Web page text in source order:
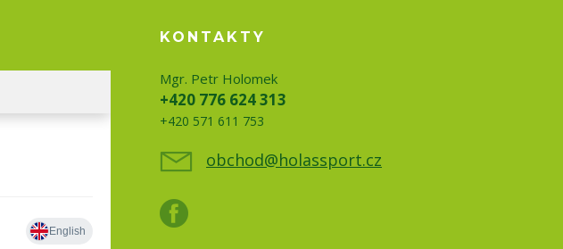
KONTAKTY
Mgr. Petr Holomek
+420 776 624 313
+420 571 611 753
obchod@holassport.cz